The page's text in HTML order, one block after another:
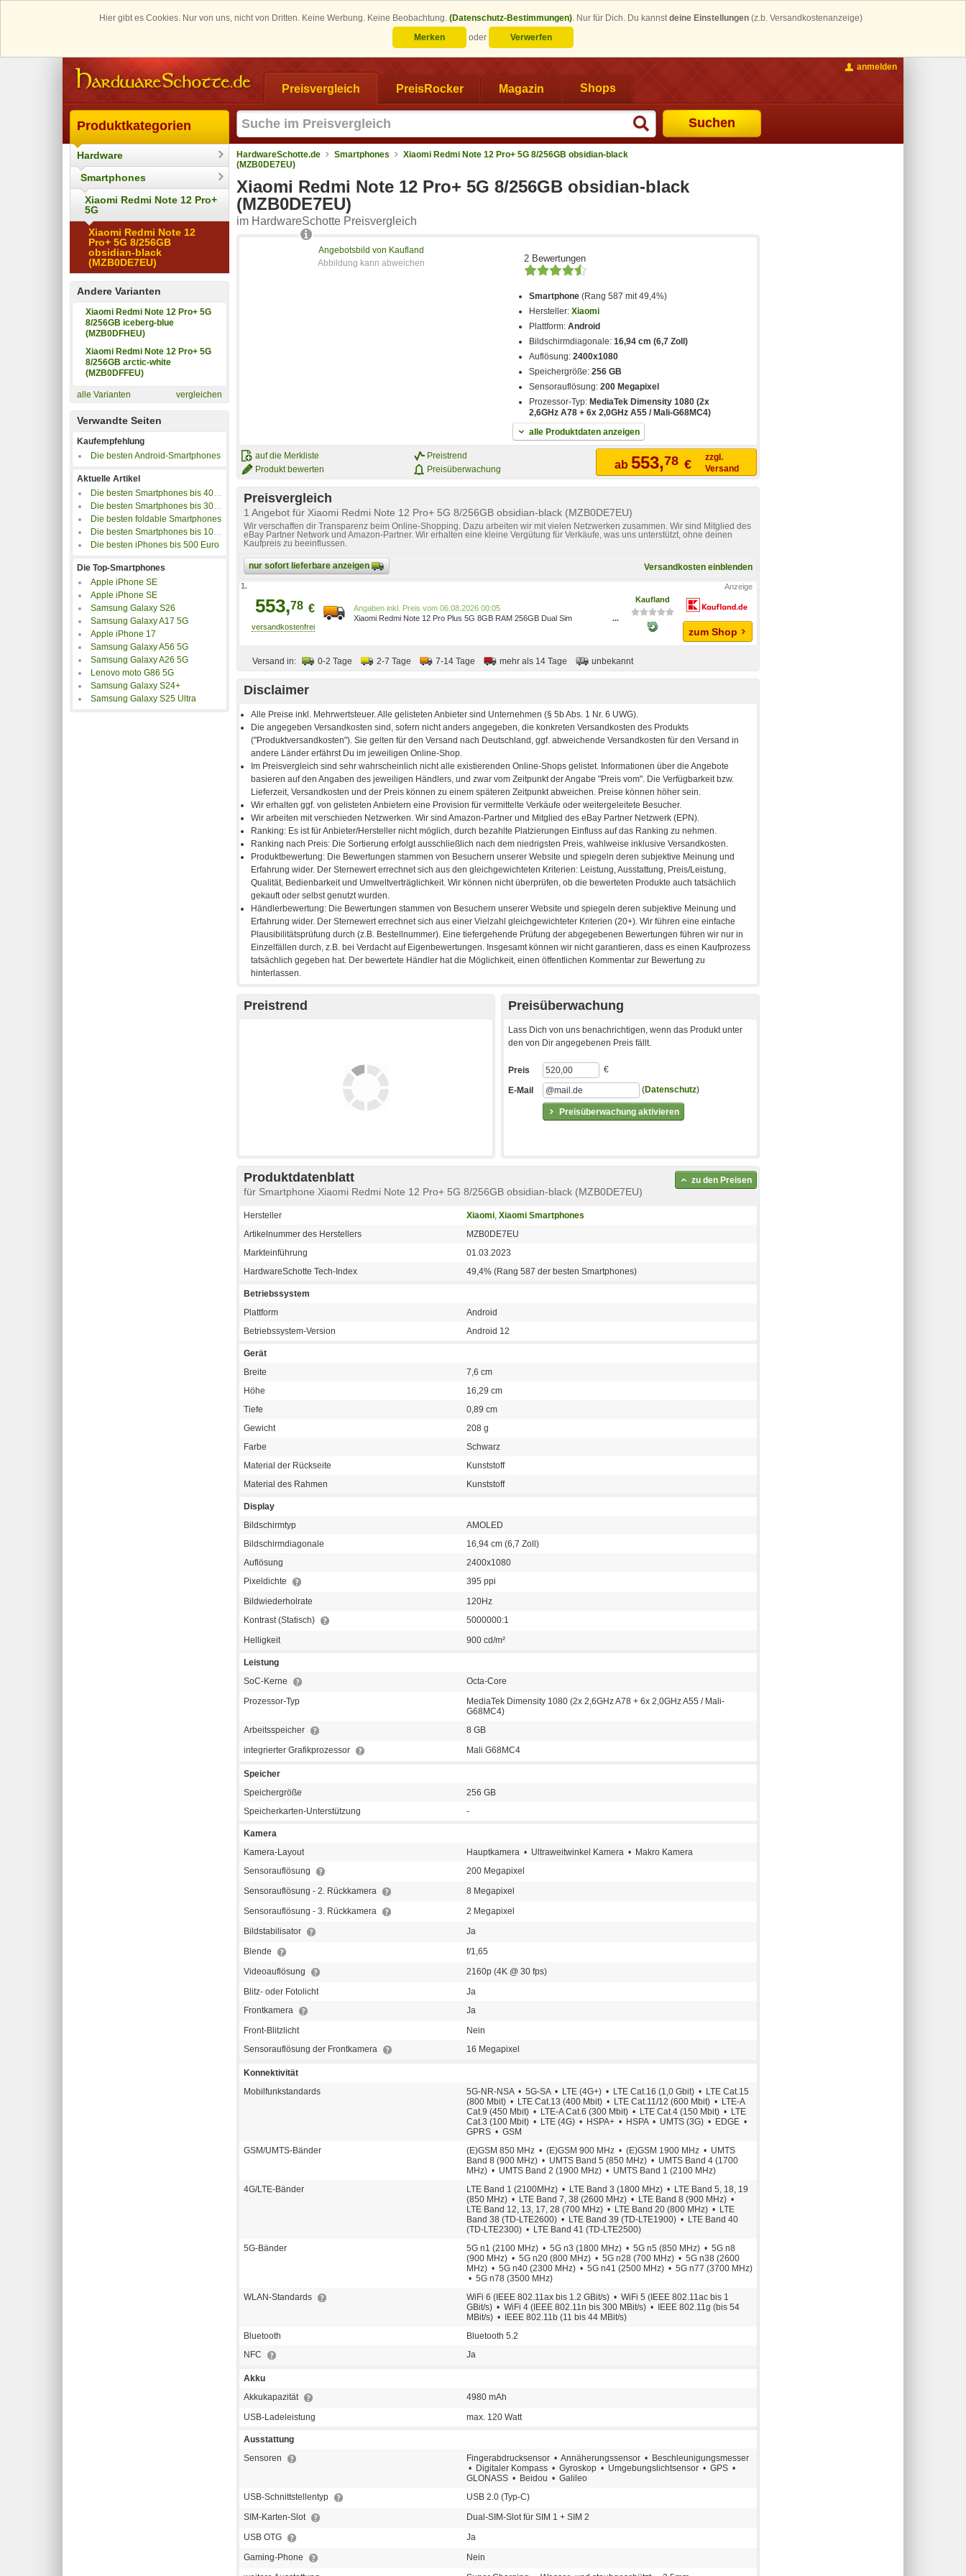
Hier gibt es Cookies. Nur von uns, nicht von Dritten. Keine Werbung. Keine Beobachtung. (Datenschutz-Bestimmungen). Nur für Dich. Du kannstdeine Einstellungen (z.b. Versandkostenanzeige)
Merken
oder Verwerfen
Preisvergleich PreisRocker Magazin Shops
Suchen
anmelden
Produktkategorien
Hardware
Smartphones
Xiaomi Redmi Note 12 Pro+
5G
Xiaomi Redmi Note 12
Pro+ 5G 8/256GB
obsidian-black
(MZB0DE7EU)
Andere Varianten
Xiaomi Redmi Note 12 Pro+ 5G
8/256GB iceberg-blue
(MZB0DFHEU)
Xiaomi Redmi Note 12 Pro+ 5G
8/256GB arctic-white
(MZB0DFFEU)
alle Varianten vergleichen
Verwandte Seiten
Kaufempfehlung
Die besten Android-Smartphones
Aktuelle Artikel
Die besten Smartphones bis 400 Euro
Die besten Smartphones bis 300 Euro
Die besten foldable Smartphones
Die besten Smartphones bis 100 Euro
Die besten iPhones bis 500 Euro
Die Top-Smartphones
Apple iPhone SE
Apple iPhone SE
Samsung Galaxy S26
Samsung Galaxy A17 5G
Apple iPhone 17
Samsung Galaxy A56 5G
Samsung Galaxy A26 5G
Lenovo moto G86 5G
Samsung Galaxy S24+
Samsung Galaxy S25 Ultra
HardwareSchotte.de Smartphones
Xiaomi Redmi Note 12 Pro+ 5G 8/256GB obsidian-black
(MZB0DE7EU)
Xiaomi Redmi Note 12 Pro+ 5G 8/256GB obsidian-black
(MZB0DE7EU)
im HardwareSchotte Preisvergleich
Angebotsbild von Kaufland
2 Bewertungen
Smartphone (Rang 587 mit 49,4%)
Hersteller:Xiaomi
Plattform:Android
Bildschirmdiagonale:16,94 cm (6,7 Zoll)
Auflösung:2400x1080
Speichergröße:256 GB
Sensorauflösung:200 Megapixel
Prozessor-Typ: MediaTek Dimensity 1080 (2x
2,6GHz A78 + 6x 2,0GHz A55 / Mali-G68MC4)
alle Produktdaten anzeigen
auf die Merkliste
Produkt bewerten
Preistrend
Preisüberwachung
ab 553,78 €
zzgl.
Versand
Preisvergleich
1 Angebot für Xiaomi Redmi Note 12 Pro+ 5G 8/256GB obsidian-black (MZB0DE7EU)
Wir verschaffen dir Transparenz beim Online-Shopping. Dazu arbeiten wir mit vielen Netzwerken zusammen. Wir sind Mitglied des
eBay Partner Network und Amazon-Partner. Wir erhalten eine kleine Vergütung für Verkäufe, was uns unterstützt, ohne deinen
Kaufpreis zu beeinflussen.
nur sofort lieferbare anzeigen Versandkosten einblenden
1.
553,78 €
Preis vom 06.08.2026 00:05
Xiaomi Redmi Note 12 Pro Plus 5G 8GB RAM 256GB Dual Sim
...
Kaufland
zum Shop
Versand in: 0-2 Tage 2-7 Tage 7-14 Tage mehr als 14 Tage unbekannt
Disclaimer
Preistrend Preisüberwachung
Lass Dich von uns benachrichtigen, wenn das Produkt unter
den von Dir angegebenen Preis fällt.
Preisüberwachung aktivieren
Preis €
E-Mail (Datenschutz)
Produktdatenblatt
für Smartphone Xiaomi Redmi Note 12 Pro+ 5G 8/256GB obsidian-black (MZB0DE7EU)
zu den Preisen
Hersteller Xiaomi, Xiaomi Smartphones
Artikelnummer des Herstellers
MZB0DE7EU
Markteinführung
01.03.2023
HardwareSchotte Tech-Index
49,4% (Rang 587 der besten Smartphones)
Betriebssystem
Plattform
Android
Betriebssystem-Version
Android 12
Gerät
Breite
7,6 cm
Höhe
16,29 cm
Tiefe
0,89 cm
Gewicht
208 g
Farbe
Schwarz
Material der Rückseite
Kunststoff
Material des Rahmen
Kunststoff
Display
Bildschirmtyp
AMOLED
Bildschirmdiagonale
16,94 cm (6,7 Zoll)
Auflösung
2400x1080
Pixeldichte
395 ppi
Bildwiederholrate
120Hz
Kontrast (Statisch)
5000000:1
Helligkeit
900 cd/m²
Leistung
SoC-Kerne
Octa-Core
Prozessor-Typ
MediaTek Dimensity 1080 (2x 2,6GHz A78 + 6x 2,0GHz A55 / Mali-
G68MC4)
Arbeitsspeicher
8 GB
integrierter Grafikprozessor
Mali G68MC4
Speicher
Speichergröße
256 GB
Speicherkarten-Unterstützung
-
Kamera
Kamera-Layout
Hauptkamera • Ultraweitwinkel Kamera • Makro Kamera
Sensorauflösung
200 Megapixel
Sensorauflösung - 2. Rückkamera
8 Megapixel
Sensorauflösung - 3. Rückkamera
2 Megapixel
Bildstabilisator
Ja
Blende
f/1,65
Videoauflösung
2160p (4K @ 30 fps)
Blitz- oder Fotolicht
Ja
Frontkamera
Ja
Front-Blitzlicht
Nein
Sensorauflösung der Frontkamera
16 Megapixel
Konnektivität
Mobilfunkstandards
5G-NR-NSA • 5G-SA • LTE (4G+) • LTE Cat.16 (1,0 Gbit) • LTE Cat.15
(800 Mbit) • LTE Cat.13 (400 Mbit) • LTE Cat.11/12 (600 Mbit) • LTE-A
Cat.9 (450 Mbit) • LTE-A Cat.6 (300 Mbit) • LTE Cat.4 (150 Mbit) • LTE
Cat.3 (100 Mbit) • LTE (4G) • HSPA+ • HSPA • UMTS (3G) • EDGE •
GPRS • GSM
GSM/UMTS-Bänder
(E)GSM 850 MHz • (E)GSM 900 MHz • (E)GSM 1900 MHz • UMTS
Band 8 (900 MHz) • UMTS Band 5 (850 MHz) • UMTS Band 4 (1700
MHz) • UMTS Band 2 (1900 MHz) • UMTS Band 1 (2100 MHz)
4G/LTE-Bänder
LTE Band 1 (2100MHz) • LTE Band 3 (1800 MHz) • LTE Band 5, 18, 19
(850 MHz) • LTE Band 7, 38 (2600 MHz) • LTE Band 8 (900 MHz) •
LTE Band 12, 13, 17, 28 (700 MHz) • LTE Band 20 (800 MHz) • LTE
Band 38 (TD-LTE2600) • LTE Band 39 (TD-LTE1900) • LTE Band 40
(TD-LTE2300) • LTE Band 41 (TD-LTE2500)
5G-Bänder
5G n1 (2100 MHz) • 5G n3 (1800 MHz) • 5G n5 (850 MHz) • 5G n8
(900 MHz) • 5G n20 (800 MHz) • 5G n28 (700 MHz) • 5G n38 (2600
MHz) • 5G n40 (2300 MHz) • 5G n41 (2500 MHz) • 5G n77 (3700 MHz)
• 5G n78 (3500 MHz)
WLAN-Standards
WiFi 6 (IEEE 802.11ax bis 1.2 GBit/s) • WiFi 5 (IEEE 802.11ac bis 1
GBit/s) • WiFi 4 (IEEE 802.11n bis 300 MBit/s) • IEEE 802.11g (bis 54
MBit/s) • IEEE 802.11b (11 bis 44 MBit/s)
Bluetooth
Bluetooth 5.2
NFC
Ja
Akku
Akkukapazität
4980 mAh
USB-Ladeleistung
max. 120 Watt
Ausstattung
Sensoren
Fingerabdrucksensor • Annäherungssensor • Beschleunigungsmesser
• Digitaler Kompass • Gyroskop • Umgebungslichtsensor • GPS •
GLONASS • Beidou • Galileo
USB-Schnittstellentyp
USB 2.0 (Typ-C)
SIM-Karten-Slot
Dual-SIM-Slot für SIM 1 + SIM 2
USB OTG
Ja
Gaming-Phone
Nein